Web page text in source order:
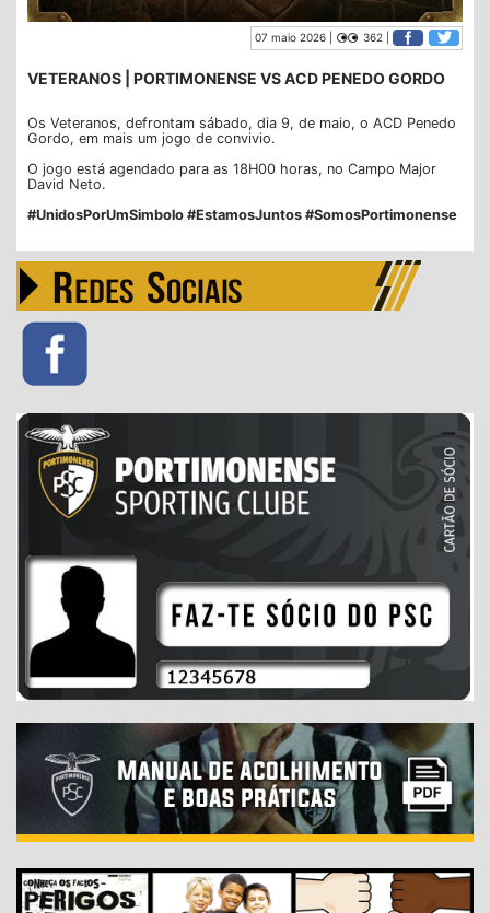
07 maio 2026 | 362 |
VETERANOS | PORTIMONENSE VS ACD PENEDO GORDO
Os Veteranos, defrontam sábado, dia 9, de maio, o ACD Penedo
Gordo, em mais um jogo de convivio.
O jogo está agendado para as 18H00 horas, no Campo Major
David Neto.
#UnidosPorUmSimbolo #EstamosJuntos #SomosPortimonense